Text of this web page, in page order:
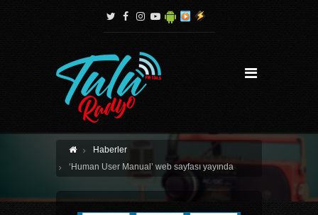
Haberler
‘Human User Manual’ web sayfası yayında